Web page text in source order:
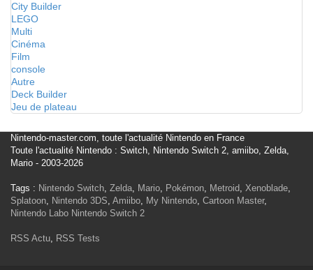
City Builder
LEGO
Multi
Cinéma
Film
console
Autre
Deck Builder
Jeu de plateau
Nintendo-master.com, toute l'actualité Nintendo en France
Toute l'actualité Nintendo : Switch, Nintendo Switch 2, amiibo, Zelda,
Mario - 2003-2026
Tags : Nintendo Switch, Zelda, Mario, Pokémon, Metroid, Xenoblade,
Splatoon, Nintendo 3DS, Amiibo, My Nintendo, Cartoon Master,
Nintendo Labo Nintendo Switch 2
RSS Actu, RSS Tests